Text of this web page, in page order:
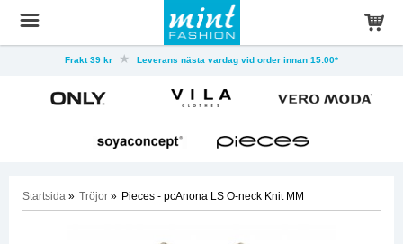
Frakt 39 kr Leverans nästa vardag vid order innan 15:00*
Startsida » Tröjor » Pieces - pcAnona LS O-neck Knit MM